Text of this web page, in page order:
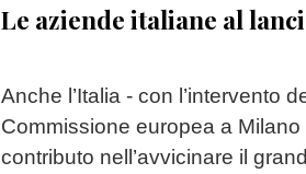
Le aziende italiane al
Anche l’Italia - con l’intervento
Commissione europea a
contributo nell’avvicinare il